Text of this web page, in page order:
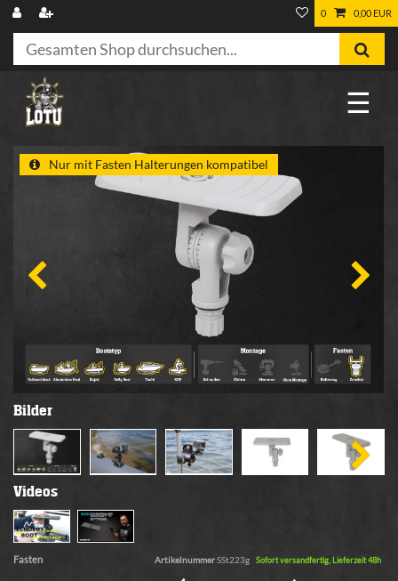
0 0,00 EUR
☰
Nur mit Fasten Halterungen kompatibel
Bilder
Videos
Fasten ArtikelnummerSSt223g Sofort versandfertig, Lieferzeit 48h